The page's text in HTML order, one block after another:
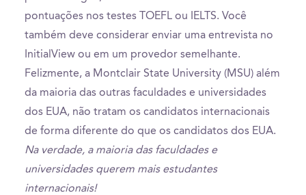
pontuações nos testes TOEFL ou IELTS. Você
também deve considerar enviar uma entrevista no
InitialView ou em um provedor semelhante.
Felizmente, a Montclair State University (MSU) além
da maioria das outras faculdades e universidades
dos EUA, não tratam os candidatos internacionais
de forma diferente do que os candidatos dos EUA.
Na verdade, a maioria das faculdades e
universidades querem mais estudantes
internacionais!